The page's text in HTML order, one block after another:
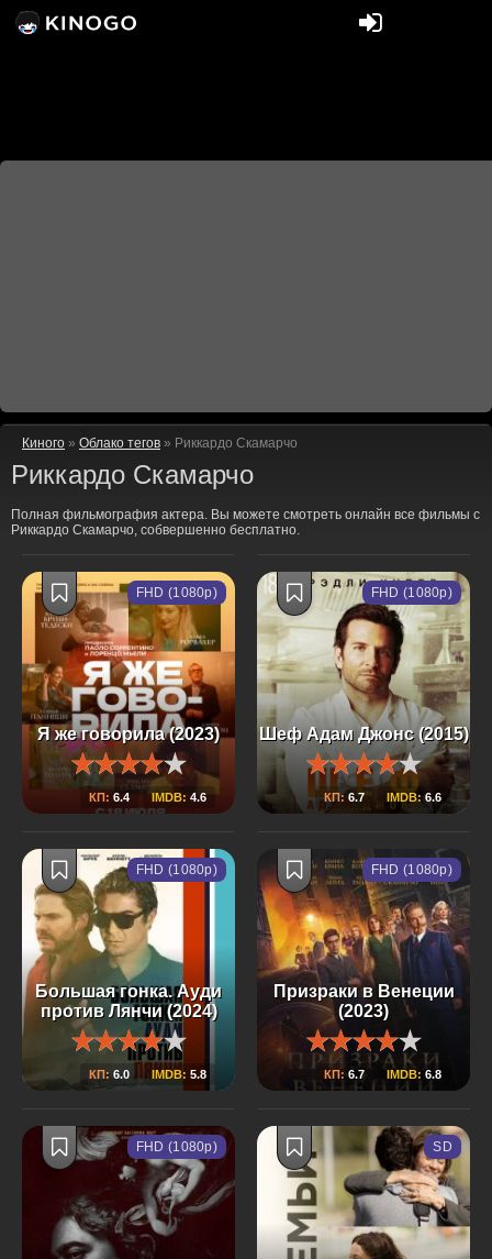
Киного » Облако тегов » Риккардо Скамарчо
Риккардо Скамарчо
Полная фильмография актера. Вы можете смотреть онлайн все фильмы с
Риккардо Скамарчо, собвершенно бесплатно.
Я же говорила (2023)
КП: 6.4 IMDB: 4.6
FHD (1080p)
Шеф Адам Джонс (2015)
КП: 6.7 IMDB: 6.6
FHD (1080p)
Большая гонка. Ауди
против Лянчи (2024)
КП: 6.0 IMDB: 5.8
FHD (1080p)
Призраки в Венеции
(2023)
КП: 6.7 IMDB: 6.8
FHD (1080p)
FHD (1080p) SD